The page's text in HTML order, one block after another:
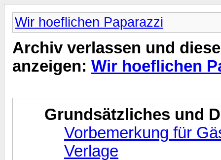
Wir hoeflichen Paparazzi
Archiv verlassen und
anzeigen: Wir hoeflichen
Grundsätzliches und
Vorbemerkung für
Verlage